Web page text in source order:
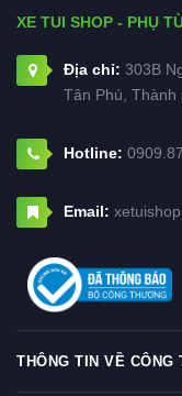
XE TUI SHOP - PHỤ
Địa chỉ: 303B
Tân Phú, Thành
Hotline:
Email:
THÔNG TIN VỀ CÔNG